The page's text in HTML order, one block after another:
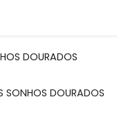
DOURADOS